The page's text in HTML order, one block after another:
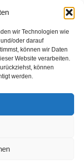
wir Technologien wie
oder darauf
können wir Daten
Website verarbeiten.
können
werden.
Temmuz mesajı: „Özgür